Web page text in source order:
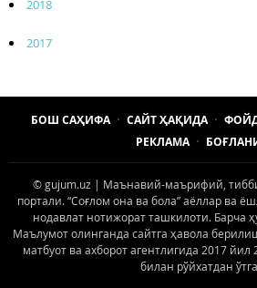
2018
2017
БОШ САҲИФА САЙТ ҲАҚИДА
РЕКЛАМА
© gujum.uz | Маънавий-маърифий,
портали. “Соғлом она ва бола” аёллар ва
нодавлат нотижорат ташкилоти. Барча
Маълумот олинганда сайтга ҳавола
матбуот ва ахборот агентлигида 2017
билан рўйхатдан